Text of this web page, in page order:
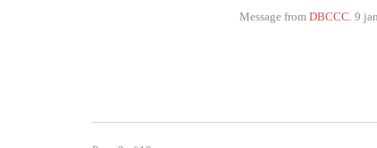
Message from DBCCC. 9